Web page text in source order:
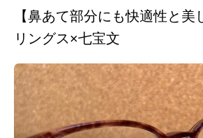
【鼻あて部分にも快適性と美
リングス×七宝文